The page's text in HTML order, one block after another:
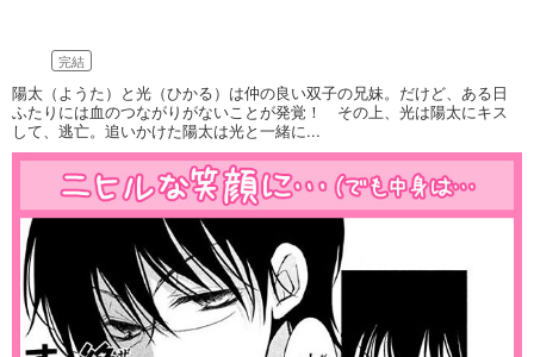
完結
陽太（ようた）と光（ひかる）は仲の良い双子の兄妹。だけど、ある日
ふたりには血のつながりがないことが発覚！ その上、光は陽太にキス
して、逃亡。追いかけた陽太は光と一緒に...